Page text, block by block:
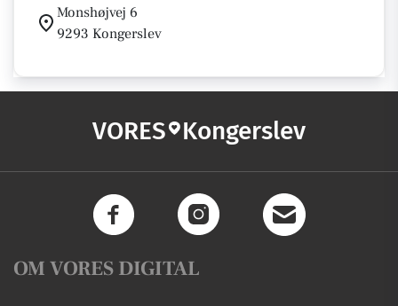
Monshøjvej 6
9293 Kongerslev
VORES Kongerslev
OM VORES DIGITAL